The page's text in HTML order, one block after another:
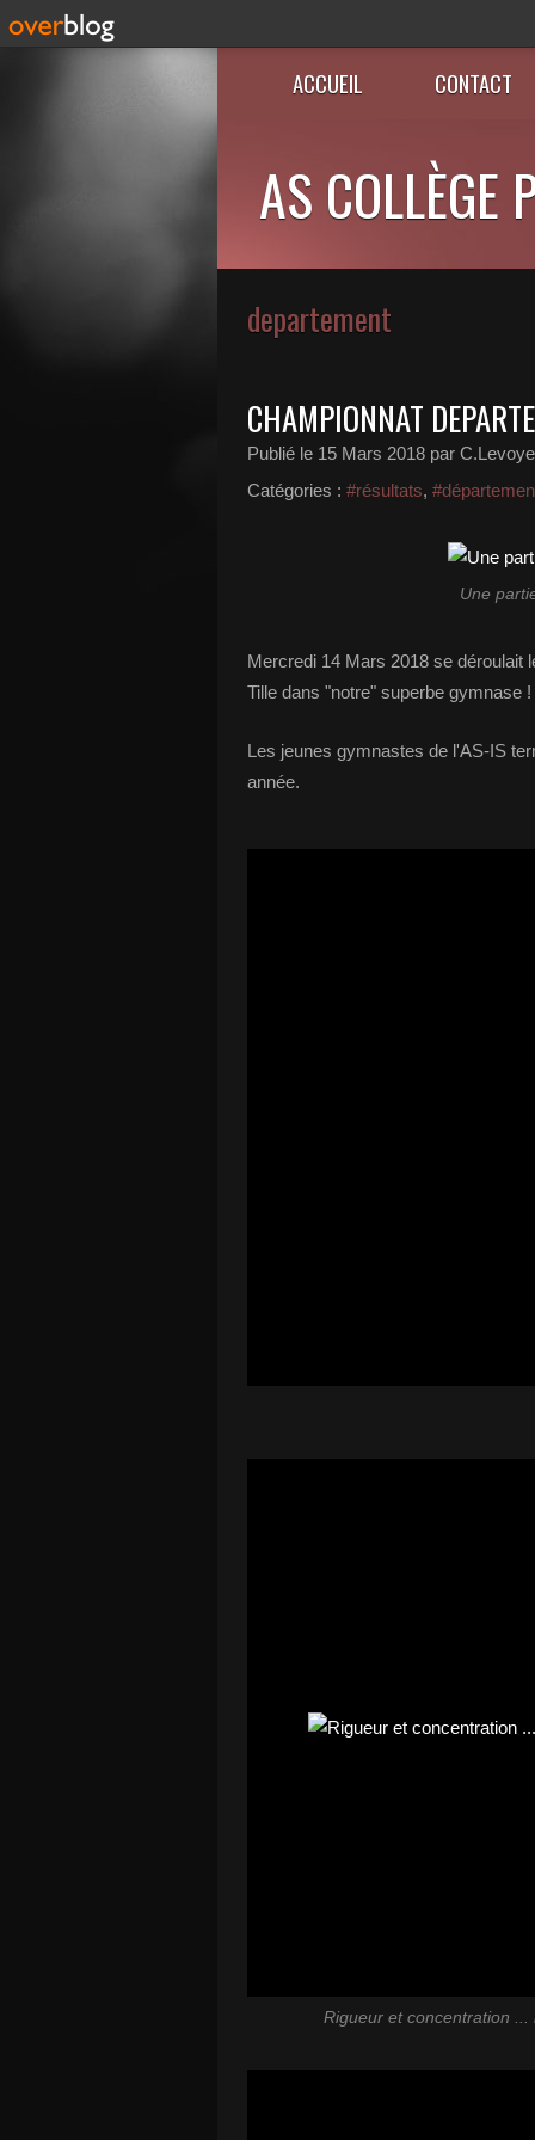
ACCUEIL CONTACT
AS COLLÈGE
departement
CHAMPIONNAT
Publié le 15 Mars 2018 par
Catégories : #résultats,
Une
Mercredi 14 Mars 2018 se déroulait
Tille dans "notre" superbe gymnase !
Les jeunes gymnastes de l'AS-IS
année.
Rigueur et concentration